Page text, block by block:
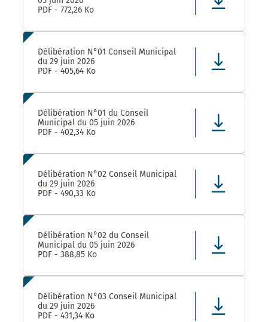
PDF - 772,26 Ko
Délibération N°01 Conseil Municipal
du 29 juin 2026
PDF - 405,64 Ko
Délibération N°01 du Conseil
Municipal du 05 juin 2026
PDF - 402,34 Ko
Délibération N°02 Conseil Municipal
du 29 juin 2026
PDF - 490,33 Ko
Délibération N°02 du Conseil
Municipal du 05 juin 2026
PDF - 388,85 Ko
Délibération N°03 Conseil Municipal
du 29 juin 2026
PDF - 431,34 Ko